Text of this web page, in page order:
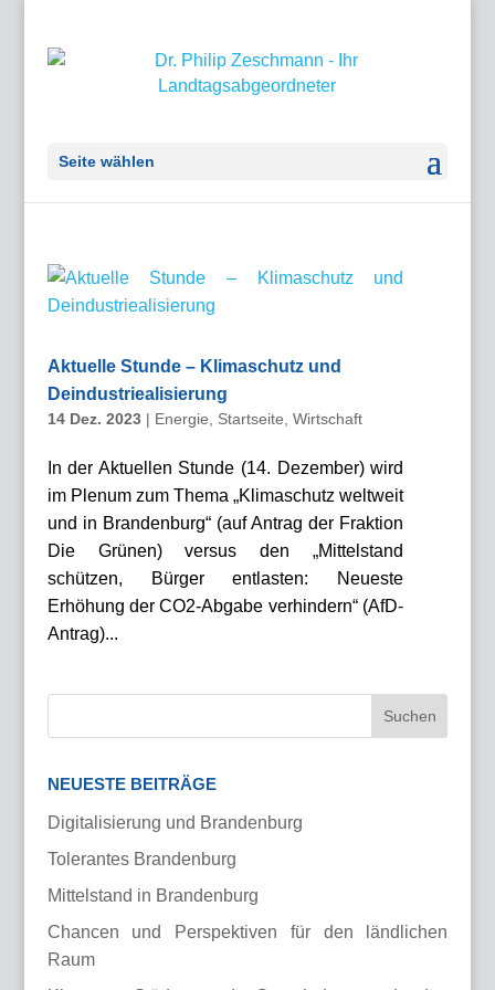
Seite wählen
Aktuelle Stunde – Klimaschutz und
Deindustriealisierung
14 Dez. 2023| Energie Startseite Wirtschaft
In der Aktuellen Stunde (14. Dezember) wird
im Plenum zum Thema „Klimaschutz weltweit
und in Brandenburg“ (auf Antrag der Fraktion
Die Grünen) versus den „Mittelstand
schützen, Bürger entlasten: Neueste
Erhöhung der CO2-Abgabe verhindern“ (AfD-
Antrag)...
NEUESTE BEITRÄGE
Digitalisierung und Brandenburg
Tolerantes Brandenburg
Mittelstand in Brandenburg
Chancen und Perspektiven für den ländlichen
Raum